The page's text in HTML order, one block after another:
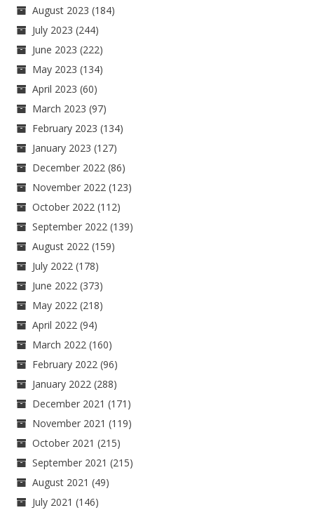
August 2023 (184)
July 2023 (244)
June 2023 (222)
May 2023 (134)
April 2023 (60)
March 2023 (97)
February 2023 (134)
January 2023 (127)
December 2022 (86)
November 2022 (123)
October 2022 (112)
September 2022 (139)
August 2022 (159)
July 2022 (178)
June 2022 (373)
May 2022 (218)
April 2022 (94)
March 2022 (160)
February 2022 (96)
January 2022 (288)
December 2021 (171)
November 2021 (119)
October 2021 (215)
September 2021 (215)
August 2021 (49)
July 2021 (146)